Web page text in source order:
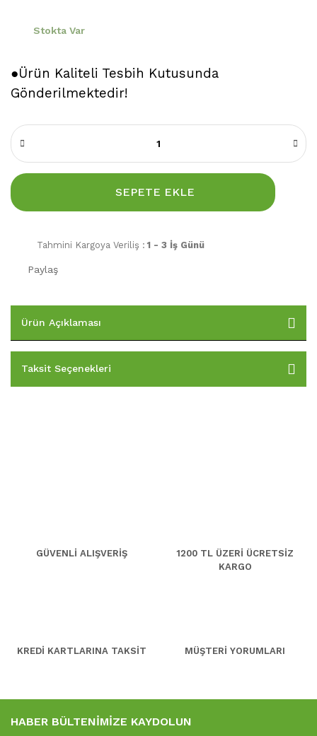
Stokta Var
●Ürün Kaliteli Tesbih Kutusunda
Gönderilmektedir!
SEPETE EKLE
Tahmini Kargoya Veriliş : 1 - 3 İş Günü
Paylaş
Ürün Açıklaması
Taksit Seçenekleri
GÜVENLİ ALIŞVERİŞ
1200 TL ÜZERİ ÜCRETSİZ
KARGO
KREDİ KARTLARINA TAKSİT MÜŞTERİ YORUMLARI
HABER BÜLTENİMİZE KAYDOLUN